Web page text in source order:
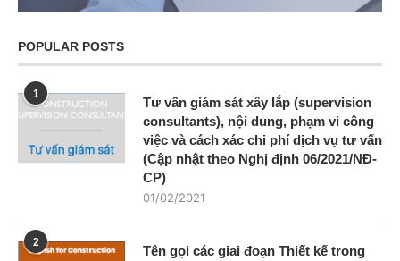
POPULAR POSTS
1
Tư vấn giám sát xây lắp (supervision
consultants), nội dung, phạm vi công
việc và cách xác chi phí dịch vụ tư vấn
(Cập nhật theo Nghị định 06/2021/NĐ-
CP)
01/02/2021
2
Tên gọi các giai đoạn Thiết kế trong